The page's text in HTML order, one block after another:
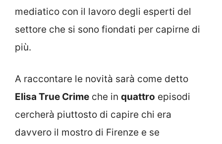
mediatico con il lavoro degli esperti del
settore che si sono fiondati per capirne di
più.
A raccontare le novità sarà come detto
Elisa True Crime che in quattro episodi
cercherà piuttosto di capire chi era
davvero il mostro di Firenze e se